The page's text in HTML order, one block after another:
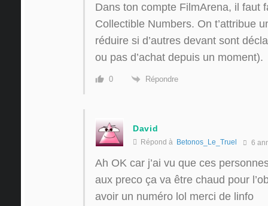
Dans ton compte FilmArena, il faut
Collectible Numbers. On t’attribue
réduire si d’autres devant sont
ou pas d’achat depuis un moment).
0 Répondre
David
Répond à Betonos_Le_Truel 6
Ah OK car j’ai vu que ces
aux preco ça va être chaud pour
avoir un numéro lol merci de linfo